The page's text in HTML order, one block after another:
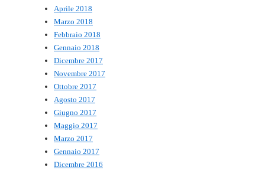
Aprile 2018
Marzo 2018
Febbraio 2018
Gennaio 2018
Dicembre 2017
Novembre 2017
Ottobre 2017
Agosto 2017
Giugno 2017
Maggio 2017
Marzo 2017
Gennaio 2017
Dicembre 2016